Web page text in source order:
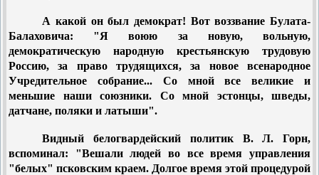
А какой он был демократ! Вот воззвание Булата-
Балаховича: "Я воюю за новую, вольную,
демократическую народную крестьянскую трудовую
Россию, за право трудящихся, за новое всенародное
Учредительное собрание... Со мной все великие и
меньшие наши союзники. Со мной эстонцы, шведы,
датчане, поляки и латыши".
Видный белогвардейский политик В. Л. Горн,
вспоминал: "Вешали людей во все время управления
"белых" псковским краем. Долгое время этой процедурой